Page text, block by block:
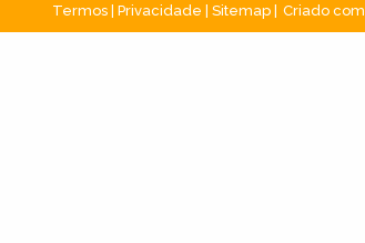
Termos Privacidade Sitemap Criado com